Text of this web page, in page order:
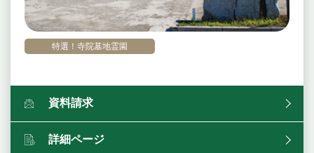
特選！寺院墓地霊園
資料請求
詳細ページ